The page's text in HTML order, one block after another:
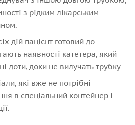
з рідким лікарським
дій пацієнт готовий до
наявності катетера, який
доти, доки не вилучать трубку
які вже не потрібні
в спеціальний контейнер і